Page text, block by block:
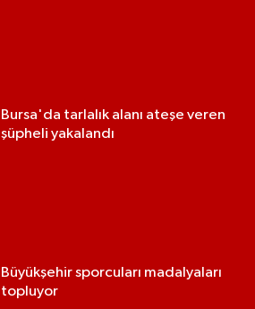
Bursa'da tarlalık alanı ateşe veren
şüpheli yakalandı
Büyükşehir sporcuları madalyaları
topluyor